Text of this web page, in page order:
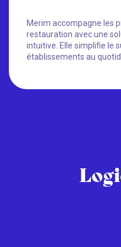
Merim accompagne les
restauration avec une
intuitive. Elle simplifie le
établissements au